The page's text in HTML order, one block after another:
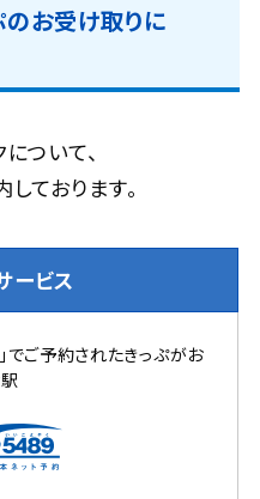
お受け取りに
ついて、
ております。
ービス
でご予約されたきっぷがお